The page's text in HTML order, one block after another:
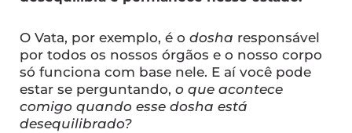
O Vata, por exemplo, é o dosha responsável
por todos os nossos órgãos e o nosso corpo
só funciona com base nele. E aí você pode
estar se perguntando, o que acontece
comigo quando esse dosha está
desequilibrado?